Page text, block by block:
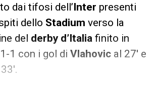
dai tifosi dell’Inter presenti
dello Stadium verso la
del derby d’Italia finito in
1 con i gol di Vlahovic al 27′ e